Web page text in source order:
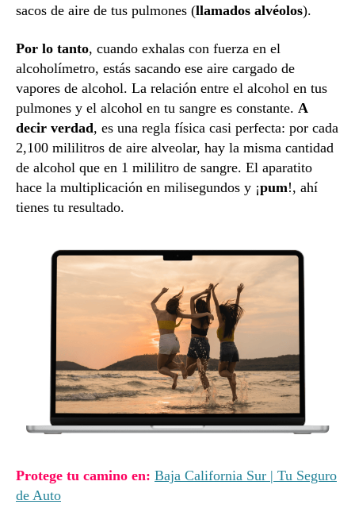
sacos de aire de tus pulmones (llamados alvéolos).
Por lo tanto, cuando exhalas con fuerza en el
alcoholímetro, estás sacando ese aire cargado de
vapores de alcohol. La relación entre el alcohol en tus
pulmones y el alcohol en tu sangre es constante. A
decir verdad, es una regla física casi perfecta: por cada
2,100 mililitros de aire alveolar, hay la misma cantidad
de alcohol que en 1 mililitro de sangre. El aparatito
hace la multiplicación en milisegundos y ¡pum!, ahí
tienes tu resultado.
Protege tu camino en: Baja California Sur | Tu Seguro
de Auto